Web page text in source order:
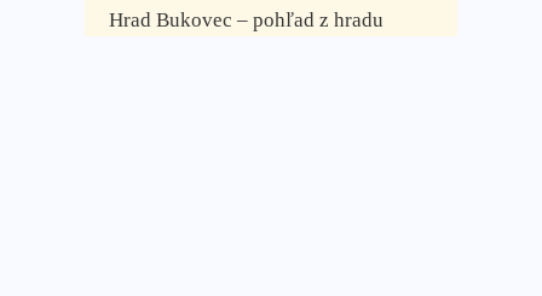
Hrad Bukovec – pohľad z hradu